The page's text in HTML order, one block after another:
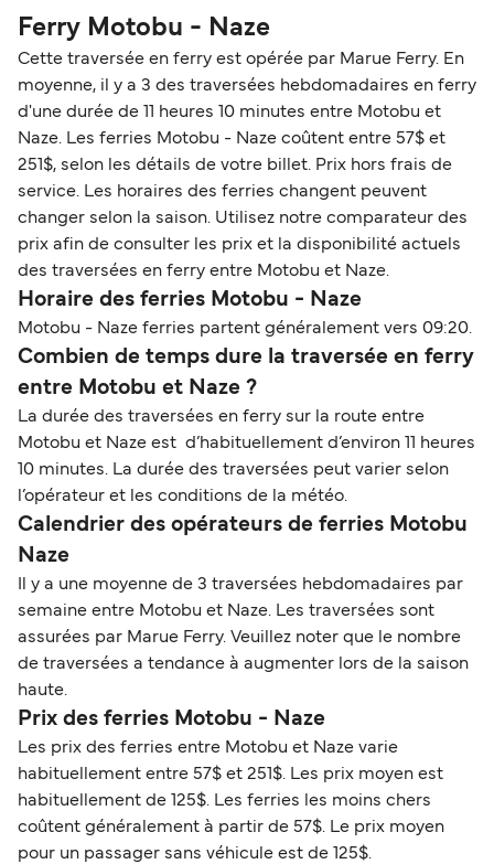
Ferry Motobu - Naze
Cette traversée en ferry est opérée par Marue Ferry. En
moyenne, il y a 3 des traversées hebdomadaires en ferry
d'une durée de 11 heures 10 minutes entre Motobu et
Naze. Les ferries Motobu - Naze coûtent entre 57$ et
251$, selon les détails de votre billet. Prix hors frais de
service. Les horaires des ferries changent peuvent
changer selon la saison. Utilisez notre comparateur des
prix afin de consulter les prix et la disponibilité actuels
des traversées en ferry entre Motobu et Naze.
Horaire des ferries Motobu - Naze
Motobu - Naze ferries partent généralement vers 09:20.
Combien de temps dure la traversée en ferry
entre Motobu et Naze ?
La durée des traversées en ferry sur la route entre
Motobu et Naze est d’habituellement d’environ 11 heures
10 minutes. La durée des traversées peut varier selon
l’opérateur et les conditions de la météo.
Calendrier des opérateurs de ferries Motobu
Naze
Il y a une moyenne de 3 traversées hebdomadaires par
semaine entre Motobu et Naze. Les traversées sont
assurées par Marue Ferry. Veuillez noter que le nombre
de traversées a tendance à augmenter lors de la saison
haute.
Prix des ferries Motobu - Naze
Les prix des ferries entre Motobu et Naze varie
habituellement entre 57$ et 251$. Les prix moyen est
habituellement de 125$. Les ferries les moins chers
coûtent généralement à partir de 57$. Le prix moyen
pour un passager sans véhicule est de 125$.